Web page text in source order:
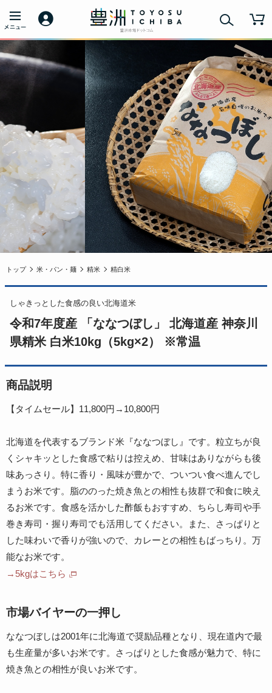
トップ 米・パン・麺 精米 精白米
しゃきっとした食感の良い北海道米
令和7年度産 「ななつぼし」 北海道産 神奈川
県精米 白米10kg（5kg×2） ※常温
商品説明
【タイムセール】11,800円→10,800円
北海道を代表するブランド米『ななつぼし』です。粒立ちが良
くシャキッとした食感で粘りは控えめ、甘味はありながらも後
味あっさり。特に香り・風味が豊かで、ついつい食べ進んでし
まうお米です。脂ののった焼き魚との相性も抜群で和食に映え
るお米です。食感を活かした酢飯もおすすめ、ちらし寿司や手
巻き寿司・握り寿司でも活用してください。また、さっぱりと
した味わいで香りが強いので、カレーとの相性もばっちり。万
能なお米です。
→5kgはこちら
市場バイヤーの一押し
ななつぼしは2001年に北海道で奨励品種となり、現在道内で最
も生産量が多いお米です。さっぱりとした食感が魅力で、特に
焼き魚との相性が良いお米です。